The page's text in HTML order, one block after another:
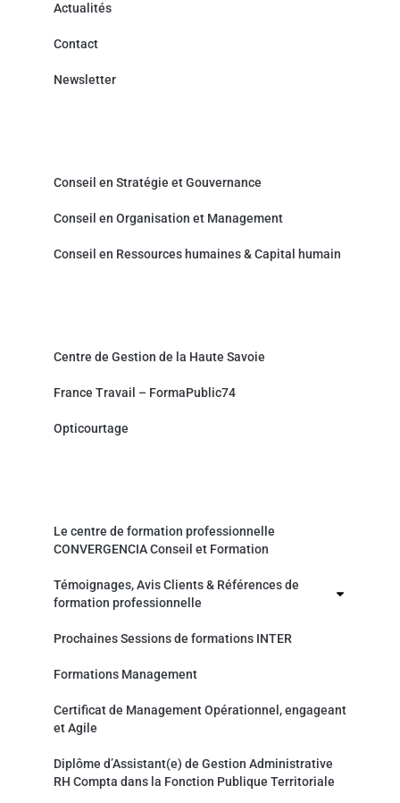
Actualités
Contact
Newsletter
Conseil en Stratégie et Gouvernance
Conseil en Organisation et Management
Conseil en Ressources humaines & Capital humain
Centre de Gestion de la Haute Savoie
France Travail – FormaPublic74
Opticourtage
Le centre de formation professionnelle
CONVERGENCIA Conseil et Formation
Témoignages, Avis Clients & Références de
formation professionnelle
Prochaines Sessions de formations INTER
Formations Management
Certificat de Management Opérationnel, engageant
et Agile
Diplôme d’Assistant(e) de Gestion Administrative
RH Compta dans la Fonction Publique Territoriale